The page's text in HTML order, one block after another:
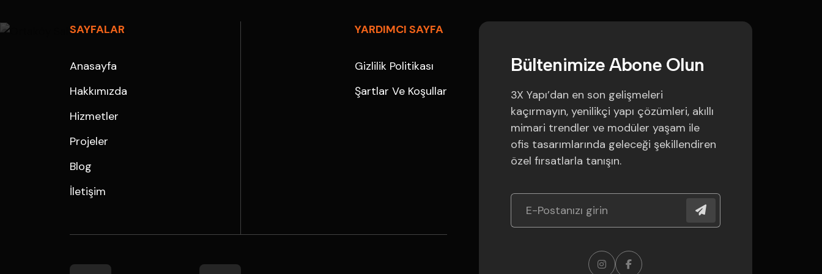
SAYFALAR
Anasayfa
Hakkımızda
Hizmetler
Projeler
Blog
İletişim
YARDIMCI SAYFA
Gizlilik Politikası
Şartlar Ve Koşullar
BültenimizeAbone Olun
3X Yapı’dan en son gelişmeleri
kaçırmayın, yenilikçi yapı çözümleri, akıllı
mimari trendler ve modüler yaşam ile
ofis tasarımlarında geleceği şekillendiren
özel fırsatlarla tanışın.